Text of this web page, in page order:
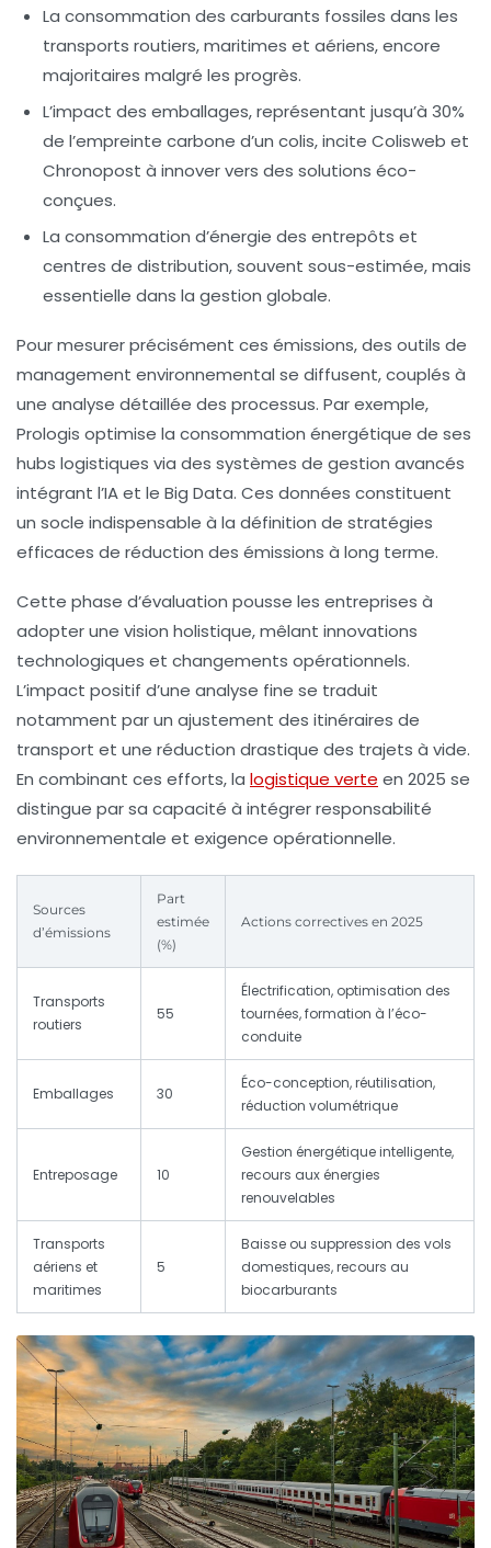
La consommation des carburants fossiles dans les
transports routiers, maritimes et aériens, encore
majoritaires malgré les progrès.
L’impact des emballages, représentant jusqu’à 30%
de l’empreinte carbone d’un colis, incite Colisweb et
Chronopost à innover vers des solutions éco-
conçues.
La consommation d’énergie des entrepôts et
centres de distribution, souvent sous-estimée, mais
essentielle dans la gestion globale.
Pour mesurer précisément ces émissions, des outils de
management environnemental se diffusent, couplés à
une analyse détaillée des processus. Par exemple,
Prologis optimise la consommation énergétique de ses
hubs logistiques via des systèmes de gestion avancés
intégrant l’IA et le Big Data. Ces données constituent
un socle indispensable à la définition de stratégies
efficaces de réduction des émissions à long terme.
Cette phase d’évaluation pousse les entreprises à
adopter une vision holistique, mêlant innovations
technologiques et changements opérationnels.
L’impact positif d’une analyse fine se traduit
notamment par un ajustement des itinéraires de
transport et une réduction drastique des trajets à vide.
En combinant ces efforts, la logistique verte en 2025 se
distingue par sa capacité à intégrer responsabilité
environnementale et exigence opérationnelle.
Sources
d’émissions
Part
estimée
(%)
Actions correctives en 2025
Transports
routiers
55
Électrification, optimisation des
tournées, formation à l’éco-
conduite
Emballages 30
Éco-conception, réutilisation,
réduction volumétrique
Entreposage 10
Gestion énergétique intelligente,
recours aux énergies
renouvelables
Transports
aériens et
maritimes
5
Baisse ou suppression des vols
domestiques, recours au
biocarburants